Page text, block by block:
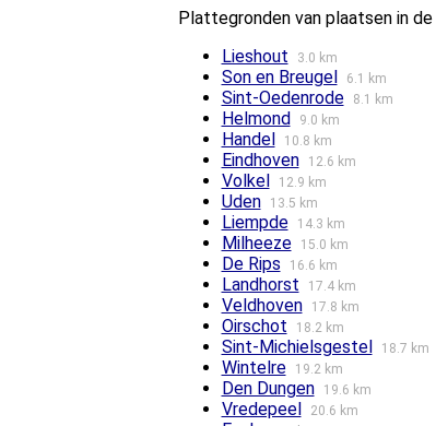
Plattegronden van plaatsen in
Lieshout
3.0 km
Son en Breugel 6.1 km
Sint-Oedenrode 8.1 km
Helmond 9.0 km
Handel 10.8 km
Eindhoven 12.6 km
Volkel 12.9 km
Uden 13.5 km
Liempde 14.3 km
Milheeze 15.0 km
De Rips 16.6 km
Landhorst 17.4 km
Veldhoven 17.8 km
Oirschot 18.2 km
Sint-Michielsgestel 18.7 km
Wintelre 19.2 km
Den Dungen 19.6 km
Vredepeel 20.6 km